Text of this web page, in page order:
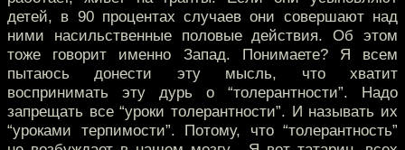
детей, в 90 процентах случаев они совершают над
ними насильственные половые действия. Об этом
тоже говорит именно Запад. Понимаете? Я всем
пытаюсь донести эту мысль, что хватит
воспринимать эту дурь о “толерантности”. Надо
запрещать все “уроки толерантности”. И называть их
“уроками терпимости”. Потому, что “толерантность”